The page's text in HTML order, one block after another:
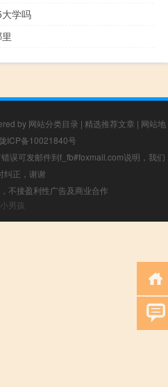
学吗
by 网站分类目录 | 精选推荐文章 | 网站地
陇ICP备10021840号
误可发邮件到f_fb#foxmail.com说明，我们
纠正，谢谢
不接盈利性广告及商业合作
小男孩